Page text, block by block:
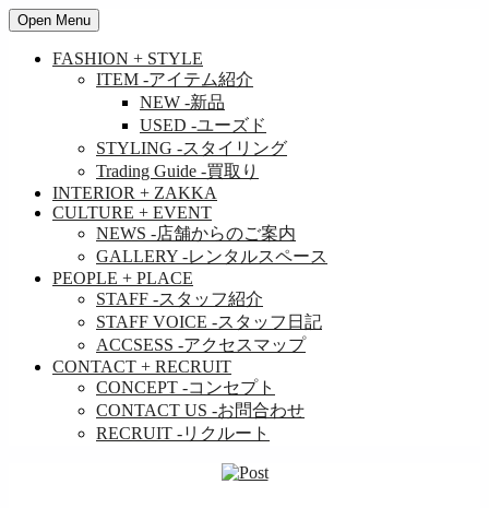
Open Menu
FASHION + STYLE
ITEM -アイテム紹介
NEW -新品
USED -ユーズド
STYLING -スタイリング
Trading Guide -買取り
INTERIOR + ZAKKA
CULTURE + EVENT
NEWS -店舗からのご案内
GALLERY -レンタルスペース
PEOPLE + PLACE
STAFF -スタッフ紹介
STAFF VOICE -スタッフ日記
ACCSESS -アクセスマップ
CONTACT + RECRUIT
CONCEPT -コンセプト
CONTACT US -お問合わせ
RECRUIT -リクルート